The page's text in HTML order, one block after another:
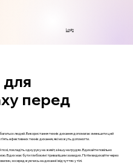
Login
для
перед
людей. Використання технік дихання допомагає зменшити цей
ефективних технік дихання, які можуть допомогти.
покладіть одну руку на живіт, а іншу на грудях. Вдихайте повільно
Вдих має бути глибоким і тривалішим за видих. Потім видихайте через
зосереджуючись на диханні і відчуттях у тілі.